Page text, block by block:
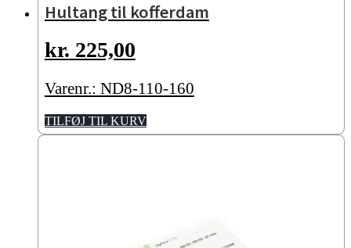
Hultang til kofferdam
kr. 225,00
Varenr.: ND8-110-160
TILFØJ TIL KURV